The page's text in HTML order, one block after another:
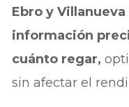
Ebro y
información
cuánto regar,
sin afectar el